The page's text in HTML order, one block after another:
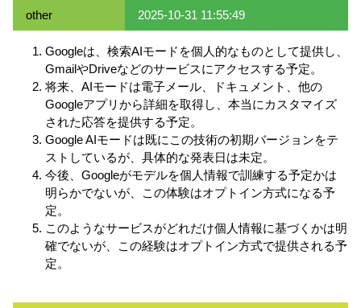
other 2025-10-31 11:55:49
Googleは、検索AIモードを個人的なものとして提供し、
GmailやDriveなどのサービスにアクセスする予定。
将来、AIモードは電子メール、ドキュメント、他の
Googleアプリから詳細を取得し、本当にカスタマイズ
された応答を提供する予定。
Google AIモードは既にこの技術の初期バージョンをテ
ストしているが、具体的な発表日は未定。
今後、Googleがモデルを個人情報で訓練する予定かは
明らかでないが、この体験はオプトイン方式になる予
定。
このようなサービスがどれだけ個人情報に基づくかは明
確でないが、この経験はオプトイン方式で提供される予
定。